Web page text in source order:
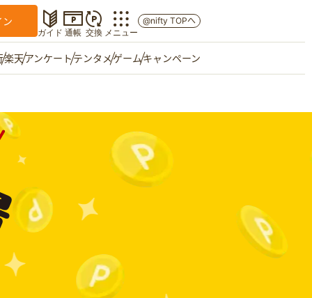
ン
ガイド 通帳 交換 メニュー
イショップ 友達紹介
ご意見箱
@nifty TOPへ
楽天アンケートテンタメゲームキャンペーン